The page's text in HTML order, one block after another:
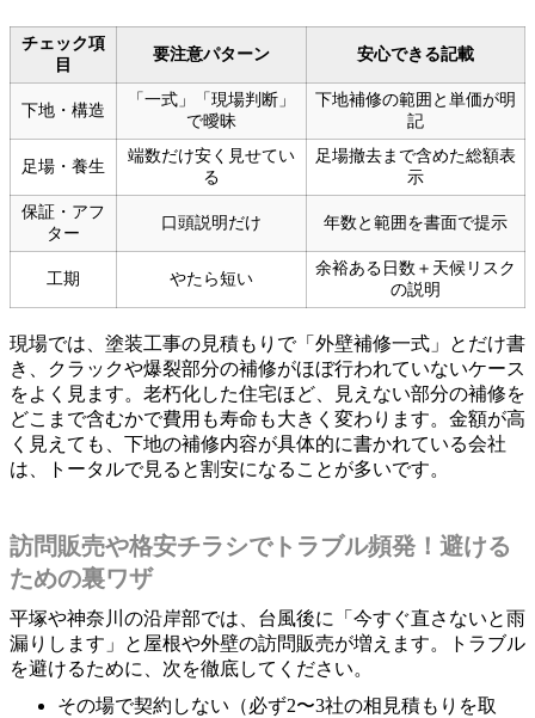
チェック項
目
要注意パターン 安心できる記載
下地・構造
「一式」「現場判断」
で曖昧
下地補修の範囲と単価が明
記
足場・養生
端数だけ安く見せてい
る
足場撤去まで含めた総額表
示
保証・アフ
ター
口頭説明だけ 年数と範囲を書面で提示
工期 やたら短い
余裕ある日数＋天候リスク
の説明
現場では、塗装工事の見積もりで「外壁補修一式」とだけ書
き、クラックや爆裂部分の補修がほぼ行われていないケース
をよく見ます。老朽化した住宅ほど、見えない部分の補修を
どこまで含むかで費用も寿命も大きく変わります。金額が高
く見えても、下地の補修内容が具体的に書かれている会社
は、トータルで見ると割安になることが多いです。
訪問販売や格安チラシでトラブル頻発！避ける
ための裏ワザ
平塚や神奈川の沿岸部では、台風後に「今すぐ直さないと雨
漏りします」と屋根や外壁の訪問販売が増えます。トラブル
を避けるために、次を徹底してください。
その場で契約しない（必ず2〜3社の相見積もりを取